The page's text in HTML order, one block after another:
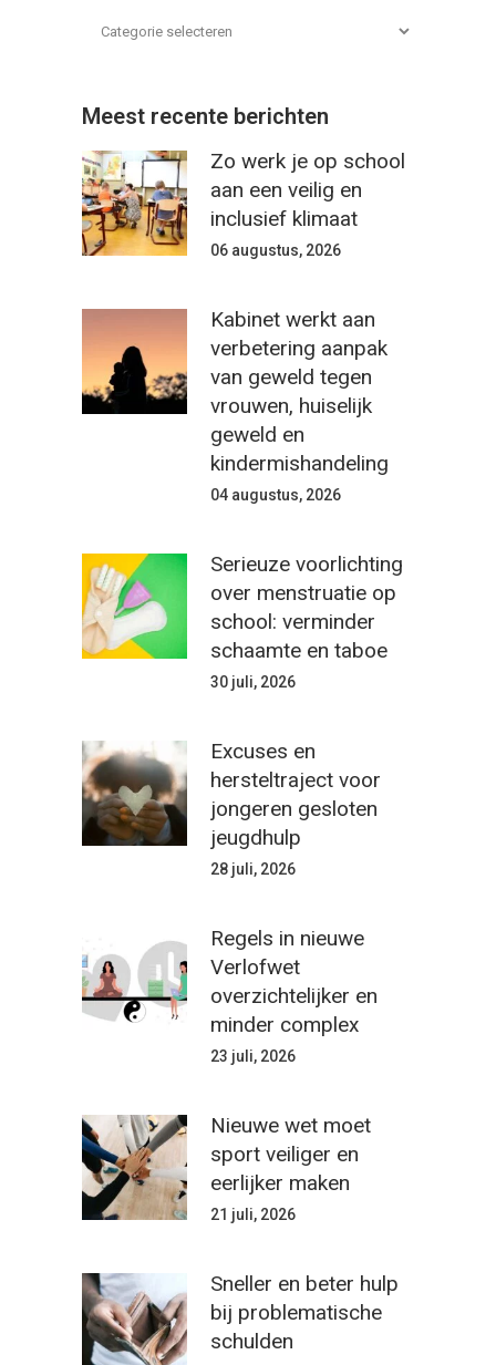
Meest recente berichten
Zo werk je op school
aan een veilig en
inclusief klimaat
06 augustus, 2026
Kabinet werkt aan
verbetering aanpak
van geweld tegen
vrouwen, huiselijk
geweld en
kindermishandeling
04 augustus, 2026
Serieuze voorlichting
over menstruatie op
school: verminder
schaamte en taboe
30 juli, 2026
Excuses en
hersteltraject voor
jongeren gesloten
jeugdhulp
28 juli, 2026
Regels in nieuwe
Verlofwet
overzichtelijker en
minder complex
23 juli, 2026
Nieuwe wet moet
sport veiliger en
eerlijker maken
21 juli, 2026
Sneller en beter hulp
bij problematische
schulden